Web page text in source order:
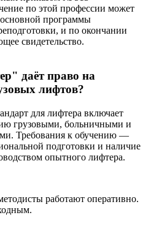
по этой профессии может
программы
и по окончании
свидетельство.
даёт право на
лифтов?
для лифтера включает
грузовыми, больничными и
Требования к обучению —
подготовки и наличие
опытного лифтера.
работают оперативно.